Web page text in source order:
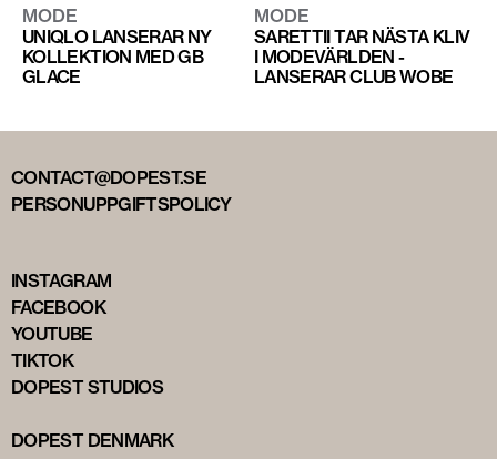
MODE
UNIQLO LANSERAR NY
KOLLEKTION MED GB
GLACE
MODE
SARETTII TAR NÄSTA KLIV
I MODEVÄRLDEN -
LANSERAR CLUB WOBE
CONTACT@DOPEST.SE
PERSONUPPGIFTSPOLICY
INSTAGRAM
FACEBOOK
YOUTUBE
TIKTOK
DOPEST STUDIOS
DOPEST DENMARK